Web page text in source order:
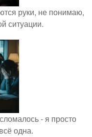
руки, не понимаю,
ситуации.
- я просто
одна.